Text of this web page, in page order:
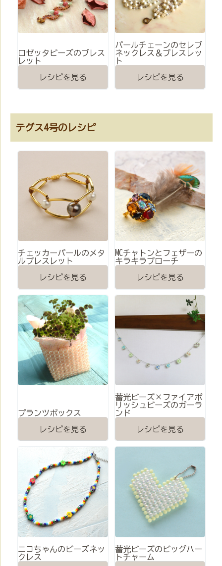
ロゼッタビーズのブレス
レット
レシピを見る
パールチェーンのセレブ
ネックレス＆ブレスレッ
ト
レシピを見る
テグス4号のレシピ
チェッカーパールのメタ
ルブレスレット
レシピを見る
MCチャトンとフェザーの
キラキラブローチ
レシピを見る
プランツボックス
レシピを見る
蓄光ビーズ×ファイアポ
リッシュビーズのガーラ
ンド
レシピを見る
ニコちゃんのビーズネッ
クレス
蓄光ビーズのビッグハー
トチャーム